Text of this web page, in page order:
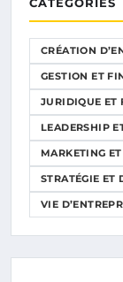
CRÉATION
GESTION ET
JURIDIQUE ET
LEADERSHIP
MARKETING
STRATÉGIE ET
VIE